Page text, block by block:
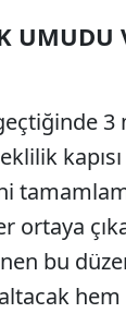
UMUDU
ğinde 3
kap
ortaya ç
bu d